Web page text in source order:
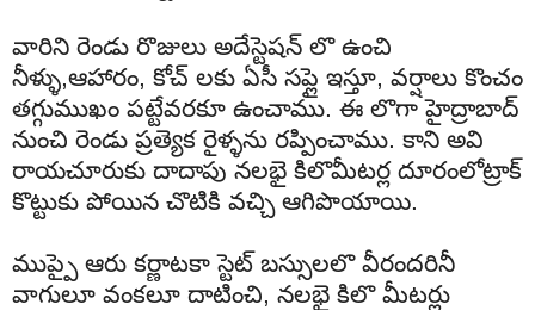
వారిని రెండు రొజులు అదేస్టెషన్ లొ ఉంచి
నీళ్ళు,ఆహారం, కోచ్ లకు ఏసీ సప్లై ఇస్తూ, వర్షాలు కొంచం
తగ్గుముఖం పట్టేవరకూ ఉంచాము. ఈ లొగాహైద్రాబాద్
నుంచి రెండు ప్రత్యెక రైళ్ళను రప్పించాము. కాని అవి
రాయచూరుకు దాదాపు నలభై కిలొమీటర్ల దూరంలోట్రాక్
కొట్టుకు పోయిన చొటికి వచ్చి ఆగిపొయాయి.
ముప్పై ఆరు కర్ణాటకా స్టెట్ బస్సులలొ వీరందరినీ
వాగులూ వంకలూ దాటించి, నలభై కిలొ మీటర్లు